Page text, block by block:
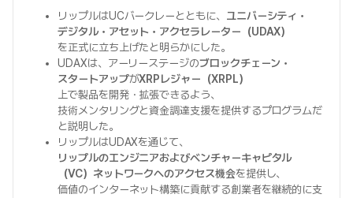
リップルはUCバークレーとともに、 ユニバーシティ・
デジタル・アセット・アクセラレーター（UDAX）
を正式に立ち上げたと明らかにした。
UDAXは、アーリーステージのブロックチェーン・
スタートアップがXRPレジャー（XRPL）
上で製品を開発・拡張できるよう、
技術メンタリングと資金調達支援を提供するプログラムだ
と説明した。
リップルはUDAXを通じて、
リップルのエンジニアおよびベンチャーキャピタル
（VC）ネットワークへのアクセス機会を提供し、
価値のインターネット構築に貢献する創業者を継続的に支